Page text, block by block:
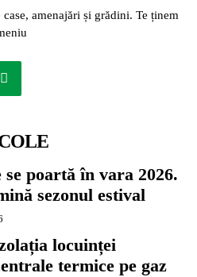
amenajări și grădini. Te ținem
se poartă în vara 2026.
sezonul estival
locuinței
termice pe gaz